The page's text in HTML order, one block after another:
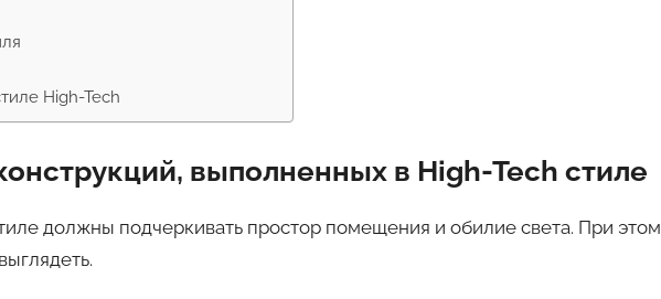
High-Tech
выполненных в High-Tech стиле
должны подчеркивать простор помещения и обилие света. При этом